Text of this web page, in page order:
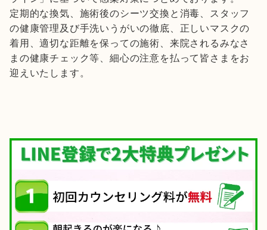
定期的な換気、施術後のシーツ交換と消毒、スタッフ
の健康管理及び手洗いうがいの徹底、正しいマスクの
着用、適切な距離を保っての施術、来院されるみなさ
まの健康チェック等、細心の注意を払って皆さまをお
迎えいたします。